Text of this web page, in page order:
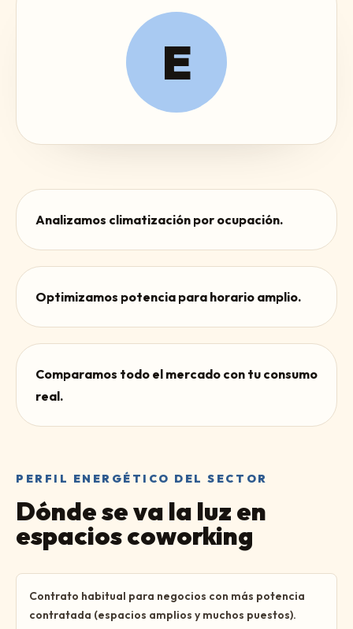
E
Analizamos climatización por ocupación.
Optimizamos potencia para horario amplio.
Comparamos todo el mercado con tu consumo
real.
PERFIL ENERGÉTICO DEL SECTOR
Dónde se va la luz en
espacios coworking
Contrato habitual para negocios con más potencia
contratada (espacios amplios y muchos puestos).